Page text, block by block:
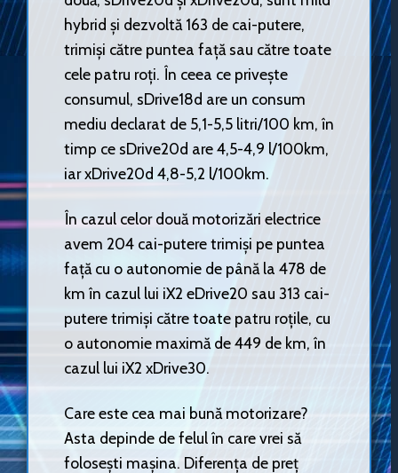
hybrid și dezvoltă 163 de cai-putere,
trimiși către puntea față sau către toate
cele patru roți. În ceea ce privește
consumul, sDrive18d are un consum
mediu declarat de 5,1-5,5 litri/100 km, în
timp ce sDrive20d are 4,5-4,9 l/100km,
iar xDrive20d 4,8-5,2 l/100km.
În cazul celor două motorizări electrice
avem 204 cai-putere trimiși pe puntea
față cu o autonomie de până la 478 de
km în cazul lui iX2 eDrive20 sau 313 cai-
putere trimiși către toate patru roțile, cu
o autonomie maximă de 449 de km, în
cazul lui iX2 xDrive30.
Care este cea mai bună motorizare?
Asta depinde de felul în care vrei să
folosești mașina. Diferența de preț